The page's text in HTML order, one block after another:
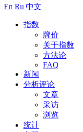
En Ru 中文
指数
牌价
关于指数
方法论
FAQ
新闻
分析评论
文章
采访
浏览
统计